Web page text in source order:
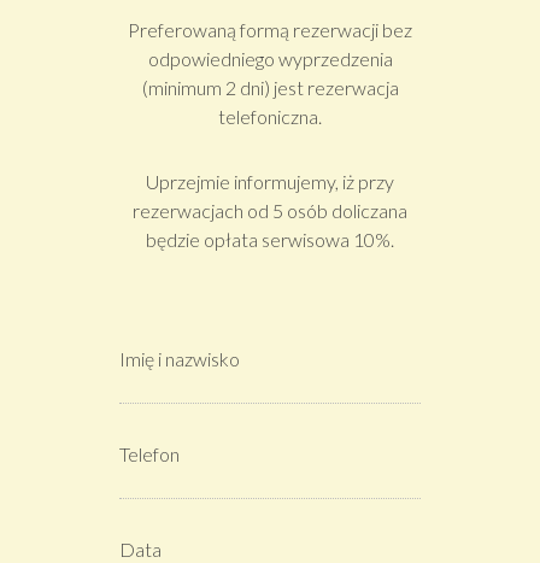
Preferowaną formą rezerwacji bez
odpowiedniego wyprzedzenia
(minimum 2 dni) jest rezerwacja
telefoniczna.
Uprzejmie informujemy, iż przy
rezerwacjach od 5 osób doliczana
będzie opłata serwisowa 10%.
Imię i nazwisko
Telefon
Data